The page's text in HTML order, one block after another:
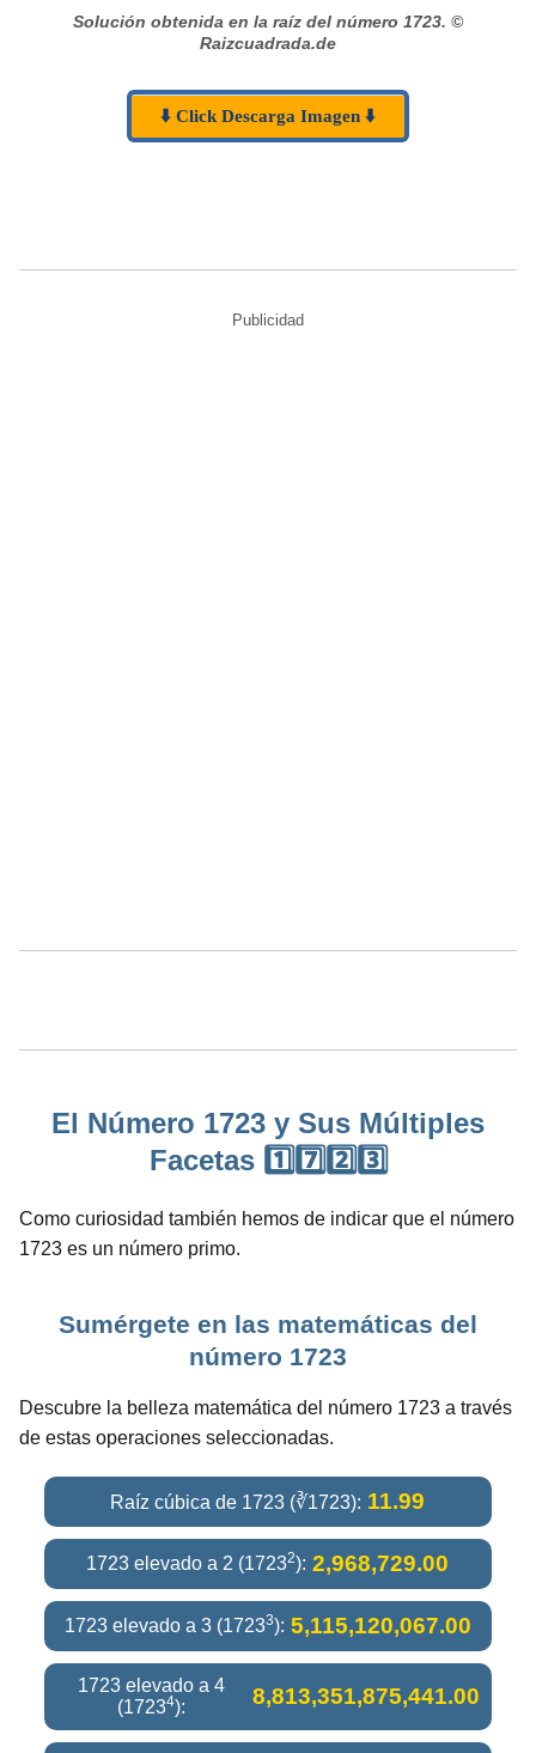
Solución obtenida en la raíz del número 1723. ©
Raizcuadrada.de
⬇️ Click Descarga Imagen ⬇️
Publicidad
El Número 1723 y Sus Múltiples
Facetas 1️⃣7️⃣2️⃣3️⃣
Como curiosidad también hemos de indicar que el número
1723 es un número primo.
Sumérgete en las matemáticas del
número 1723
Descubre la belleza matemática del número 1723 a través
de estas operaciones seleccionadas.
Raíz cúbica de 1723 (∛1723): 11.99
1723 elevado a 2 (17232): 2,968,729.00
1723 elevado a 3 (17233): 5,115,120,067.00
1723 elevado a 4
(17234): 8,813,351,875,441.00